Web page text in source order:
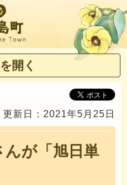
開く
更新日：2021年5月25日
んが「旭日単